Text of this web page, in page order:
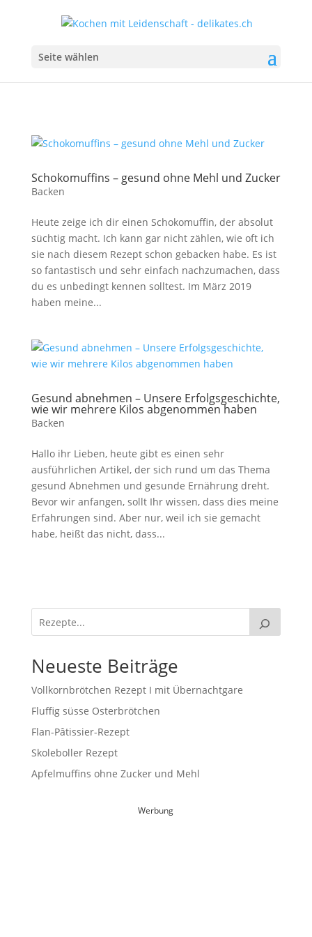
Seite wählen
Schokomuffins – gesund ohne Mehl und Zucker
Backen
Heute zeige ich dir einen Schokomuffin, der absolut
süchtig macht. Ich kann gar nicht zählen, wie oft ich
sie nach diesem Rezept schon gebacken habe. Es ist
so fantastisch und sehr einfach nachzumachen, dass
du es unbedingt kennen solltest. Im März 2019
haben meine...
Gesund abnehmen – Unsere Erfolgsgeschichte,
wie wir mehrere Kilos abgenommen haben
Backen
Hallo ihr Lieben, heute gibt es einen sehr
ausführlichen Artikel, der sich rund um das Thema
gesund Abnehmen und gesunde Ernährung dreht.
Bevor wir anfangen, sollt Ihr wissen, dass dies meine
Erfahrungen sind. Aber nur, weil ich sie gemacht
habe, heißt das nicht, dass...
Neueste Beiträge
Vollkornbrötchen Rezept I mit Übernachtgare
Fluffig süsse Osterbrötchen
Flan-Pâtissier-Rezept
Skoleboller Rezept
Apfelmuffins ohne Zucker und Mehl
Werbung